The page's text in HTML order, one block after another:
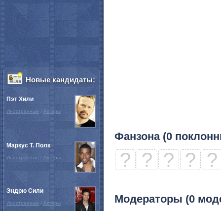
Фанзона (0
? ? ? ? ?
Модераторы (0
Новые кандидаты:
Пэт Хили
Иностранные / Актёры
Маркус Т. Полк
Иностранные / Актёры
Эндрю Сили
Иностранные / Актёры